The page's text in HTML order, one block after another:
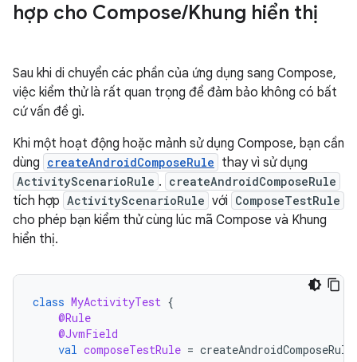
hợp cho Compose/Khung hiển thị
Sau khi di chuyển các phần của ứng dụng sang Compose,
việc kiểm thử là rất quan trọng để đảm bảo không có bất
cứ vấn đề gì.
Khi một hoạt động hoặc mảnh sử dụng Compose, bạn cần
dùng createAndroidComposeRule thay vì sử dụng
ActivityScenarioRule . createAndroidComposeRule
tích hợp ActivityScenarioRule với ComposeTestRule
cho phép bạn kiểm thử cùng lúc mã Compose và Khung
hiển thị.
class MyActivityTest {
@Rule
@JvmField
val composeTestRule =